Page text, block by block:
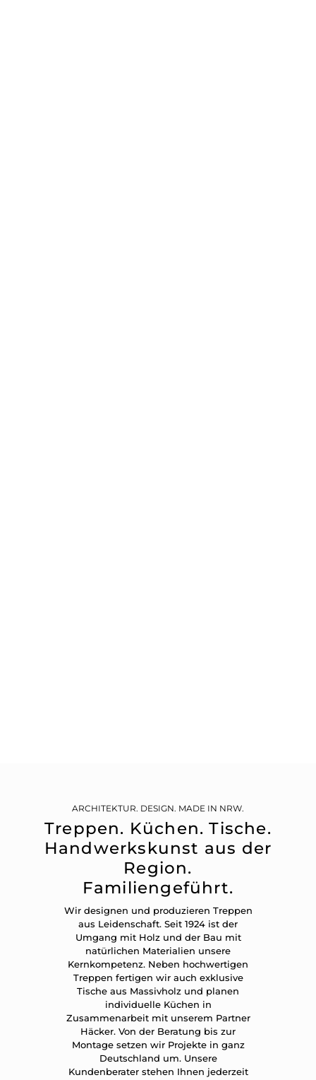
ARCHITEKTUR. DESIGN. MADE IN NRW.
Treppen. Küchen. Tische.
Handwerkskunst aus der
Region.
Familiengeführt.
Wir designen und produzieren Treppen
aus Leidenschaft. Seit 1924 ist der
Umgang mit Holz und der Bau mit
natürlichen Materialien unsere
Kernkompetenz. Neben hochwertigen
Treppen fertigen wir auch exklusive
Tische aus Massivholz und planen
individuelle Küchen in
Zusammenarbeit mit unserem Partner
Häcker. Von der Beratung bis zur
Montage setzen wir Projekte in ganz
Deutschland um. Unsere
Kundenberater stehen Ihnen jederzeit